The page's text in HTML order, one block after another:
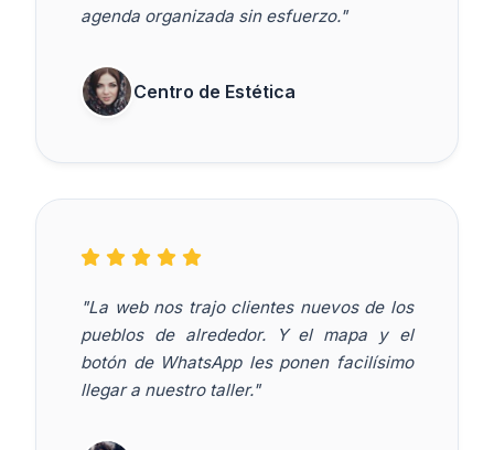
agenda organizada sin esfuerzo."
Centro de Estética
"La web nos trajo clientes nuevos de los
pueblos de alrededor. Y el mapa y el
botón de WhatsApp les ponen facilísimo
llegar a nuestro taller."